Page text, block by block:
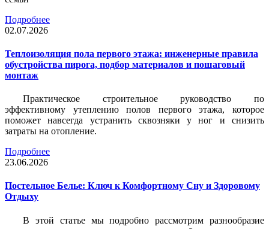
Подробнее
02.07.2026
Теплоизоляция пола первого этажа: инженерные правила
обустройства пирога, подбор материалов и пошаговый
монтаж
Практическое строительное руководство по
эффективному утеплению полов первого этажа, которое
поможет навсегда устранить сквозняки у ног и снизить
затраты на отопление.
Подробнее
23.06.2026
Постельное Белье: Ключ к Комфортному Сну и Здоровому
Отдыху
В этой статье мы подробно рассмотрим разнообразие